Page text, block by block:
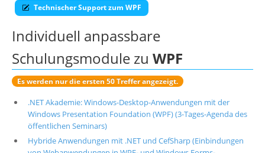
Technischer Support zum WPF
Individuell anpassbare
Schulungsmodule zu WPF
Es werden nur die ersten 50 Treffer angezeigt.
.NET Akademie: Windows-Desktop-Anwendungen mit der
Windows Presentation Foundation (WPF) (3-Tages-Agenda des
öffentlichen Seminars)
Hybride Anwendungen mit .NET und CefSharp (Einbindungen